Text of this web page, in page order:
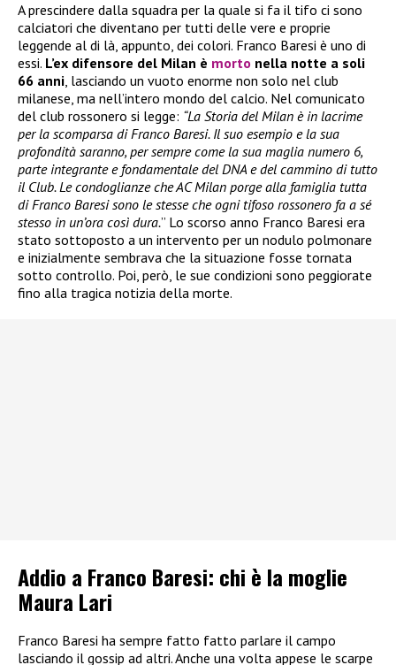
A prescindere dalla squadra per la quale si fa il tifo ci sono
calciatori che diventano per tutti delle vere e proprie
leggende al di là, appunto, dei colori. Franco Baresi è uno di
essi. L’ex difensore del Milan è morto nella notte a soli
66 anni, lasciando un vuoto enorme non solo nel club
milanese, ma nell’intero mondo del calcio. Nel comunicato
del club rossonero si legge: “La Storia del Milan è in lacrime
per la scomparsa di Franco Baresi. Il suo esempio e la sua
profondità saranno, per sempre come la sua maglia numero 6,
parte integrante e fondamentale del DNA e del cammino di tutto
il Club. Le condoglianze che AC Milan porge alla famiglia tutta
di Franco Baresi sono le stesse che ogni tifoso rossonero fa a sé
stesso in un’ora così dura.” Lo scorso anno Franco Baresi era
stato sottoposto a un intervento per un nodulo polmonare
e inizialmente sembrava che la situazione fosse tornata
sotto controllo. Poi, però, le sue condizioni sono peggiorate
fino alla tragica notizia della morte.
Addio a Franco Baresi: chi è la moglie
Maura Lari
Franco Baresi ha sempre fatto fatto parlare il campo
lasciando il gossip ad altri. Anche una volta appese le scarpe